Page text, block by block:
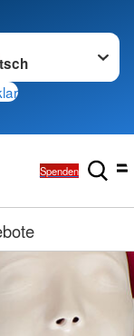
wechseln zu
Spenden